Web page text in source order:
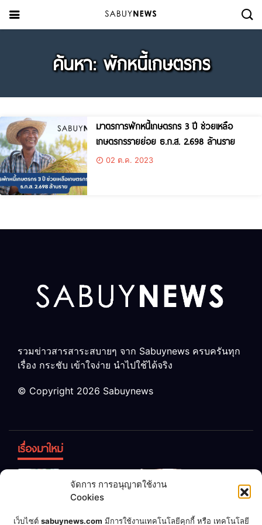
จัดการ การอนุญาตใช้งาน
Cookies
เว็บไซต์ sabuynews.com มีการใช้งานเทคโนโลยีคุกกี้ หรือ เทคโนโลยี
ค้นหา: พักหนี้เกษตรกร
มาตรการพักหนี้เกษตรกร 3 ปี ช่วยเหลือ
เกษตรกรรายย่อย ธ.ก.ส. 2.698 ล้านราย
02 ต.ค. 2023
รวมข่าวสารสาระสบายๆ จาก Sabuynews ครบครันทุก
เรื่อง กระชับ เข้าใจง่าย นำไปใช้ได้จริง
© Copyright 2026 Sabuynews
เรื่องมาใหม่
ทิ้ง! เปลี่ยน
เป็น “ปุ๋ย
จุลินทรีย์”
หญิง 12 ขวบ
แต่งงานกับ
เชื่อพ่อแล้ว เจ้าของคาร์